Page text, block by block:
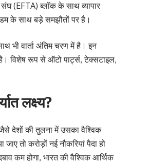
(EFTA) ब्लॉक के साथ व्यापार
के साथ बड़े समझौतों पर है।
भी वार्ता अंतिम चरण में है। इन
है। विशेष रूप से ऑटो पार्ट्स, टेक्सटाइल,
लक्ष्य?
देशों की तुलना में उसका वैश्विक
तो करोड़ों नई नौकरियां पैदा हो
कम होगा, भारत की वैश्विक आर्थिक